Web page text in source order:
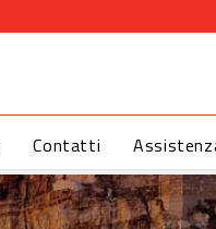
Contatti